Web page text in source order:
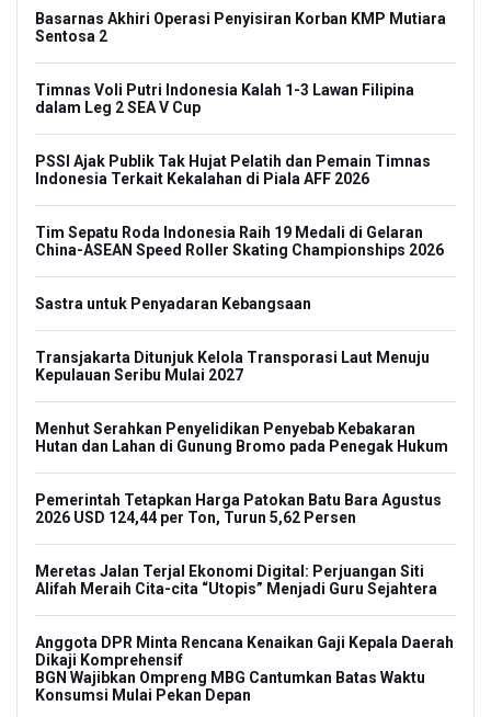
Basarnas Akhiri Operasi Penyisiran Korban KMP Mutiara
Sentosa 2
Timnas Voli Putri Indonesia Kalah 1-3 Lawan Filipina
dalam Leg 2 SEA V Cup
PSSI Ajak Publik Tak Hujat Pelatih dan Pemain Timnas
Indonesia Terkait Kekalahan di Piala AFF 2026
Tim Sepatu Roda Indonesia Raih 19 Medali di Gelaran
China-ASEAN Speed Roller Skating Championships 2026
Sastra untuk Penyadaran Kebangsaan
Transjakarta Ditunjuk Kelola Transporasi Laut Menuju
Kepulauan Seribu Mulai 2027
Menhut Serahkan Penyelidikan Penyebab Kebakaran
Hutan dan Lahan di Gunung Bromo pada Penegak Hukum
Pemerintah Tetapkan Harga Patokan Batu Bara Agustus
2026 USD 124,44 per Ton, Turun 5,62 Persen
Meretas Jalan Terjal Ekonomi Digital: Perjuangan Siti
Alifah Meraih Cita-cita “Utopis” Menjadi Guru Sejahtera
Anggota DPR Minta Rencana Kenaikan Gaji Kepala Daerah
Dikaji Komprehensif
BGN Wajibkan Ompreng MBG Cantumkan Batas Waktu
Konsumsi Mulai Pekan Depan